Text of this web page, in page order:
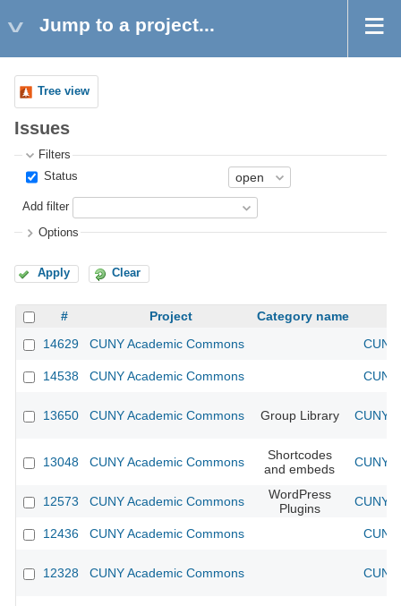
Jump to a project...
Tree view
Issues
Filters
Status
Add filter
Options
Apply Clear
# Project
Category name
14629
CUNY Academic Commons
14538 CUNY Academic Commons
13650 CUNY Academic Commons Group Library CUNY
13048 CUNY Academic Commons
Shortcodes
and embeds
CUNY
12573 CUNY Academic Commons
WordPress
Plugins
CUNY
12436 CUNY Academic Commons
12328 CUNY Academic Commons